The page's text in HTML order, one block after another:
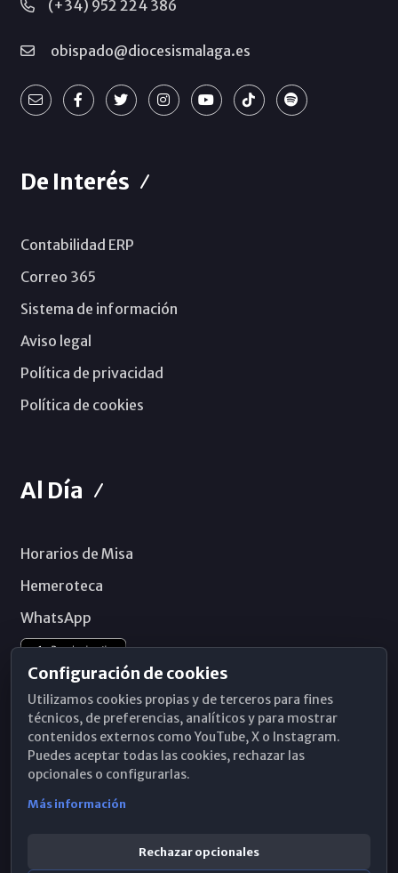
(+34) 952 224 386
obispado@diocesismalaga.es
De Interés
Contabilidad ERP
Correo 365
Sistema de información
Aviso legal
Política de privacidad
Política de cookies
Al Día
Horarios de Misa
Hemeroteca
WhatsApp
Configuración de cookies
Utilizamos cookies propias y de terceros para fines
técnicos, de preferencias, analíticos y para mostrar
contenidos externos como YouTube, X o Instagram.
Puedes aceptar todas las cookies, rechazar las
opcionales o configurarlas.
Más información
Rechazar opcionales